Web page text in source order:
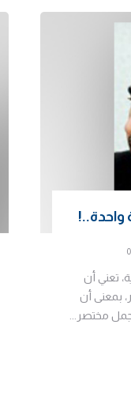
واحدة..!
0
تعني أن
بمعنى أن
مختصر...